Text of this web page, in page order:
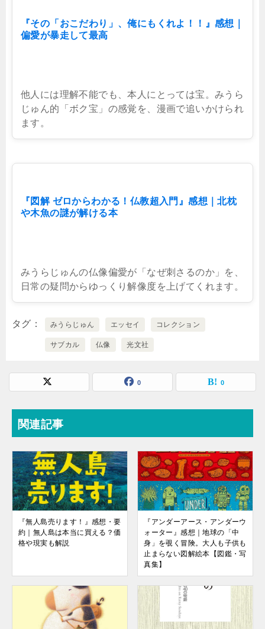
『その「おこだわり」、俺にもくれよ！！』感想｜
偏愛が暴走して最高
他人には理解不能でも、本人にとっては宝。みうら
じゅん的「ボク宝」の感覚を、漫画で追いかけられ
ます。
『図解 ゼロからわかる！仏教超入門』感想｜北枕
や木魚の謎が解ける本
みうらじゅんの仏像偏愛が「なぜ刺さるのか」を、
日常の疑問からゆっくり解像度を上げてくれます。
タグ みうらじゅん エッセイ コレクション
サブカル 仏像 光文社
0 0
関連記事
『無人島売ります！』感想・要
約｜無人島は本当に買える？価
格や現実も解説
『アンダーアース・アンダーウ
ォーター』感想｜地球の「中
身」を覗く冒険。大人も子供も
止まらない図解絵本【図鑑・写
真集】